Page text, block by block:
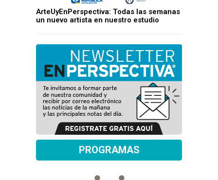
ArteUyEnPerspectiva: Todas las semanas
un nuevo artista en nuestro estudio
PROGRAMAS